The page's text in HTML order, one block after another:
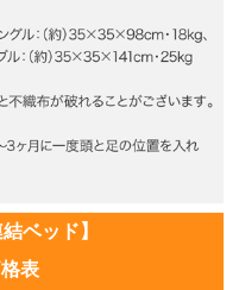
ベッド】
表